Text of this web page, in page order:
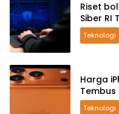
Riset
Siber RI
Teknologi
Harga
Tembus
Teknologi